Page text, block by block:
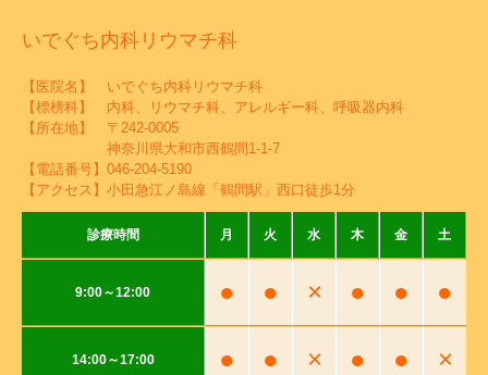
いでぐち内科リウマチ科
【医院名】 いでぐち内科リウマチ科
【標榜科】 内科、リウマチ科、アレルギー科、呼吸器内科
【所在地】 〒242-0005
神奈川県大和市西鶴間1-1-7
【電話番号】 046-204-5190
【アクセス】小田急江ノ島線「鶴間駅」西口徒歩1分
診療時間 月 火 水 木 金 土
9:00～12:00 ● ● × ● ● ●
14:00～17:00 ● ● × ● ● ×